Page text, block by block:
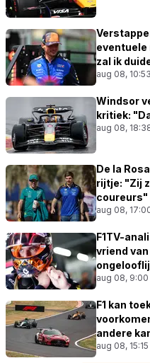
zal ik
aug 08, 10:53
Windsor
kritiek:
aug 08,
De la
rijtje: "Zij
coureurs"
aug 08,
F1TV-
vriend
aug 08, 9:00
F1 kan
andere
aug 08, 15:15